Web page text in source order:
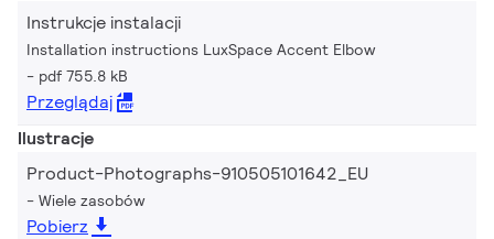
Instrukcje instalacji
Installation instructions LuxSpace Accent Elbow
pdf 755.8 kB
Przeglądaj
Ilustracje
Product-Photographs-910505101642_EU
Wiele zasobów
Pobierz